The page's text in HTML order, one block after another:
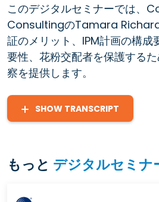
このデジタルセミナーでは、
ConsultingのTamara
証のメリット、IPM計画の構成
要性、花粉交配者を保護する
察を提供します。
SHOW TRANSCRIPT
もっと デジタルセミナ